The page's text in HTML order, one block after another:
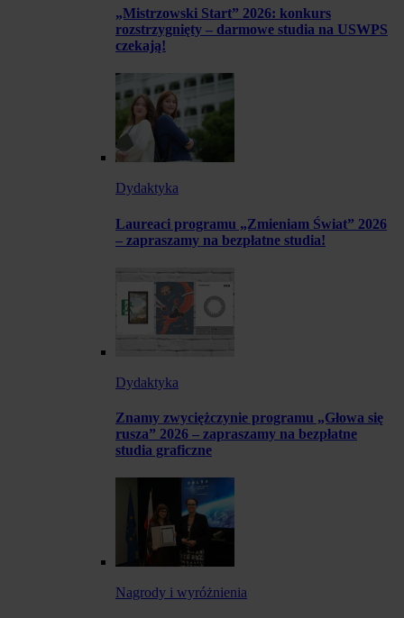
„Mistrzowski Start” 2026: konkurs
rozstrzygnięty – darmowe studia na USWPS
czekają!
Dydaktyka
Laureaci programu „Zmieniam Świat” 2026
– zapraszamy na bezpłatne studia!
Dydaktyka
Znamy zwyciężczynie programu „Głowa się
rusza” 2026 – zapraszamy na bezpłatne
studia graficzne
Nagrody i wyróżnienia